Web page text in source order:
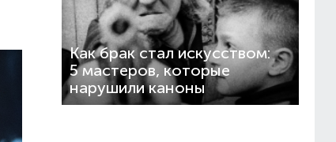
Как брак стал искусством:
5 мастеров, которые
нарушили каноны